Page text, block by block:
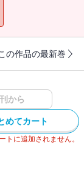
エルフのイメー
王幹部を連れて
の作品の最新巻
から
めてカート
に追加されません。